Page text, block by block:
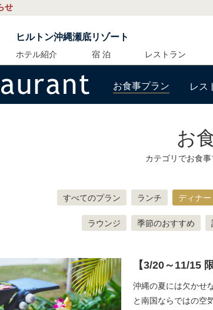
せ
ヒルトン沖縄瀬底リゾート
ホテル紹介 宿 泊 レストラン
お食事プラン レス
お
カテゴリでお食事
すべてのプラン ランチ ディナー
ラウンジ 季節のおすすめ
【3/20～11/15
沖縄の夏には欠かせ
と南国ならではの空